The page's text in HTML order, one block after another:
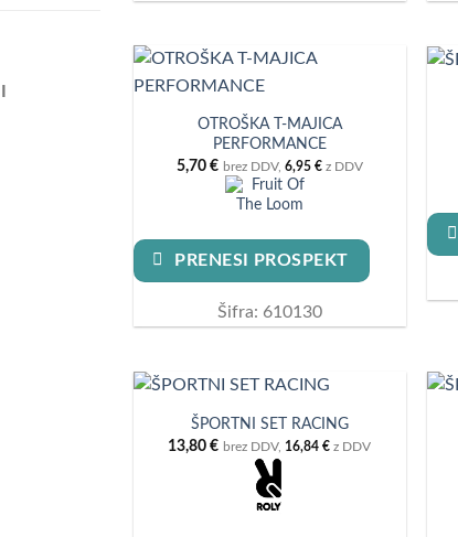
OTROŠKA T-MAJICA
PERFORMANCE
5,70 € brez DDV, 6,95 €z DDV
PRENESI PROSPEKT
Šifra: 610130
ŠPORTNI SET RACING
13,80€ brez DDV, 16,84€ z DDV